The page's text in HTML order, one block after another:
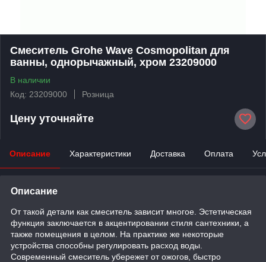
Смеситель Grohe Wave Cosmopolitan для
ванны, однорычажный, хром 23209000
В наличии
Код: 23209000
Розница
Цену уточняйте
Описание Характеристики Доставка Оплата
Описание
От такой детали как смеситель зависит многое. Эстетическая
функция заключается в акцентировании стиля сантехники, а
также помещения в целом. На практике же некоторые
устройства способны регулировать расход воды.
Современный смеситель убережет от ожогов, быстро